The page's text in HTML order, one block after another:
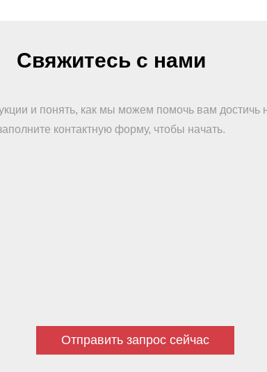
Свяжитесь с нами
и понять, как мы можем помочь вам
контактную форму, чтобы начать.
Отправить запрос сейчас